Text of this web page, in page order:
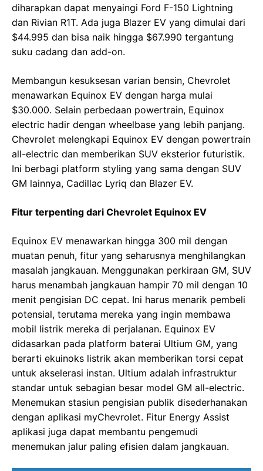
diharapkan dapat menyaingi Ford F-150 Lightning
dan Rivian R1T. Ada juga Blazer EV yang dimulai dari
$44.995 dan bisa naik hingga $67.990 tergantung
suku cadang dan add-on.
Membangun kesuksesan varian bensin, Chevrolet
menawarkan Equinox EV dengan harga mulai
$30.000. Selain perbedaan powertrain, Equinox
electric hadir dengan wheelbase yang lebih panjang.
Chevrolet melengkapi Equinox EV dengan powertrain
all-electric dan memberikan SUV eksterior futuristik.
Ini berbagi platform styling yang sama dengan SUV
GM lainnya, Cadillac Lyriq dan Blazer EV.
Fitur terpenting dari Chevrolet Equinox EV
Equinox EV menawarkan hingga 300 mil dengan
muatan penuh, fitur yang seharusnya menghilangkan
masalah jangkauan. Menggunakan perkiraan GM, SUV
harus menambah jangkauan hampir 70 mil dengan 10
menit pengisian DC cepat. Ini harus menarik pembeli
potensial, terutama mereka yang ingin membawa
mobil listrik mereka di perjalanan. Equinox EV
didasarkan pada platform baterai Ultium GM, yang
berarti ekuinoks listrik akan memberikan torsi cepat
untuk akselerasi instan. Ultium adalah infrastruktur
standar untuk sebagian besar model GM all-electric.
Menemukan stasiun pengisian publik disederhanakan
dengan aplikasi myChevrolet. Fitur Energy Assist
aplikasi juga dapat membantu pengemudi
menemukan jalur paling efisien dalam jangkauan.